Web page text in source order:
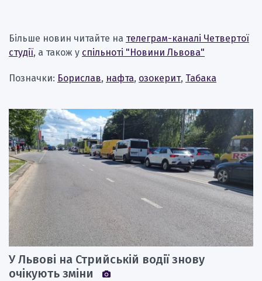
Більше новин читайте на телеграм-каналі Четвертої
студії, а також у спільноті "Новини Львова"
Позначки: Борислав, нафта, озокерит, Табака
У Львові на Стрийській водії знову
очікують зміни